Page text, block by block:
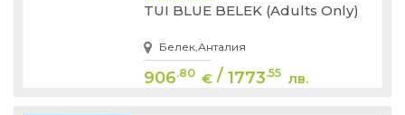
TUI BLUE BELEK (Adults Only)
Белек,Анталия
906.80 € /1773.55 лв.